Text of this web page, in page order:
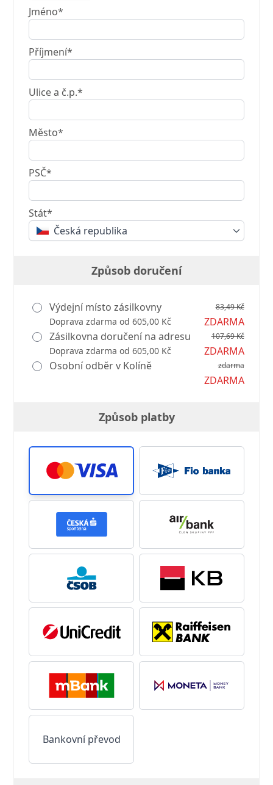
Jméno*
Příjmení*
Ulice a č.p.*
Město*
PSČ*
Stát*
Česká republika
Způsob doručení
Výdejní místo zásilkovny
Doprava zdarma od 605,00 Kč
83,49 Kč
ZDARMA
Zásilkovna doručení na adresu
Doprava zdarma od 605,00 Kč
107,69 Kč
ZDARMA
Osobní odběr v Kolíně
zdarma
ZDARMA
Způsob platby
Bankovní převod